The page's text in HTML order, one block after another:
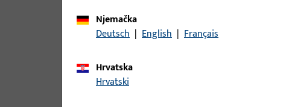
Varijante
Njemačka
Deutsch | English | Français
Hrvatska
Hrvatski